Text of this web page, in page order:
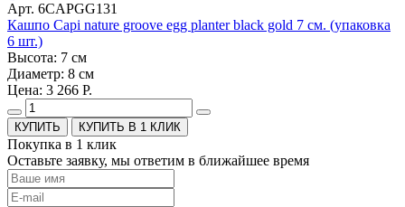
Арт. 6CAPGG131
Кашпо Capi nature groove egg planter black gold 7 см. (упаковка
6 шт.)
Высота: 7 см
Диаметр: 8 см
Цена: 3 266 Р.
КУПИТЬ В 1 КЛИК
Покупка в 1 клик
Оставьте заявку, мы ответим в ближайшее время